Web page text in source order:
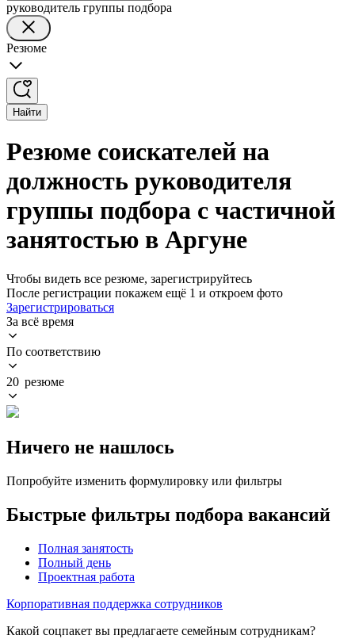
руководитель группы подбора
Резюме
Найти
Резюме соискателей на
должность руководителя
группы подбора с частичной
занятостью в Аргуне
Чтобы видеть все резюме, зарегистрируйтесь
После регистрации покажем ещё 1 и откроем фото
Зарегистрироваться
За всё время
По соответствию
20 резюме
Ничего не нашлось
Попробуйте изменить формулировку или фильтры
Быстрые фильтры подбора вакансий
Полная занятость
Полный день
Проектная работа
Корпоративная поддержка сотрудников
Какой соцпакет вы предлагаете семейным сотрудникам?